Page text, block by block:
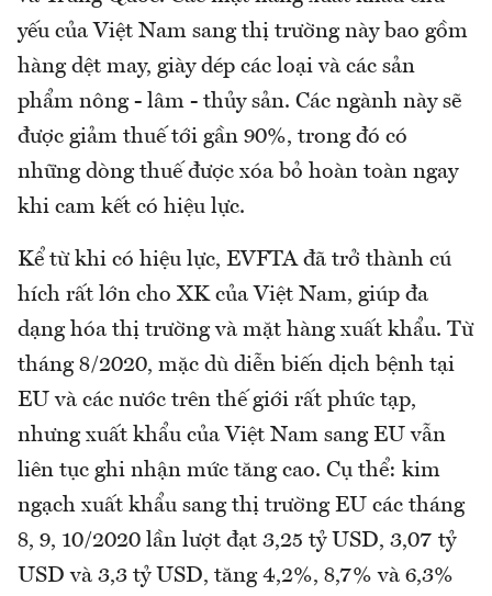
yếu của Việt Nam sang thị trường này bao gồm
hàng dệt may, giày dép các loại và các sản
phẩm nông - lâm - thủy sản. Các ngành này sẽ
được giảm thuế tới gần 90%, trong đó có
những dòng thuế được xóa bỏ hoàn toàn ngay
khi cam kết có hiệu lực.
Kể từ khi có hiệu lực, EVFTA đã trở thành cú
hích rất lớn cho XK của Việt Nam, giúp đa
dạng hóa thị trường và mặt hàng xuất khẩu. Từ
tháng 8/2020, mặc dù diễn biến dịch bệnh tại
EU và các nước trên thế giới rất phức tạp,
nhưng xuất khẩu của Việt Nam sang EU vẫn
liên tục ghi nhận mức tăng cao. Cụ thể: kim
ngạch xuất khẩu sang thị trường EU các tháng
8, 9, 10/2020 lần lượt đạt 3,25 tỷ USD, 3,07 tỷ
USD và 3,3 tỷ USD, tăng 4,2%, 8,7% và 6,3%